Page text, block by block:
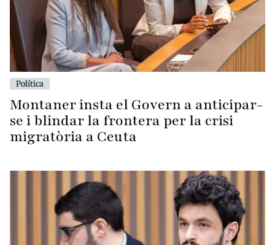
Política
Montaner insta el Govern a anticipar-
se i blindar la frontera per la crisi
migratòria a Ceuta